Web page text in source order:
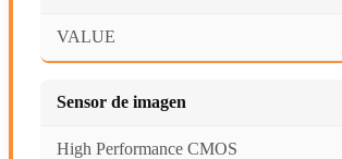
VALUE
Sensor de imagen
High Performance CMOS